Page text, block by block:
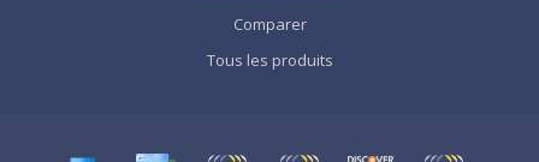
Comparer
Tous les produits